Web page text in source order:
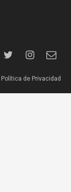
Política de Privacidad